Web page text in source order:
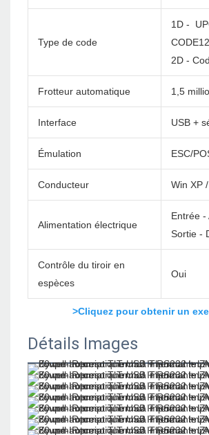
Type de code
1D -
2D -
Frotteur automatique 1,5
Interface USB +
Émulation ESC/
Conducteur Win XP
Alimentation électrique
Entrée -
Sortie -
Contrôle du tiroir en
espèces
Oui
>Cliquez pour obtenir un
Détails Images